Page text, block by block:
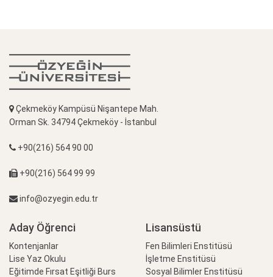
Çekmeköy Kampüsü Nişantepe Mah.
Orman Sk. 34794 Çekmeköy - İstanbul
+90(216) 564 90 00
+90(216) 564 99 99
info@ozyegin.edu.tr
Aday Öğrenci
Kontenjanlar
Lise Yaz Okulu
Eğitimde Fırsat Eşitliği Burs
Lisansüstü
Fen Bilimleri Enstitüsü
İşletme Enstitüsü
Sosyal Bilimler Enstitüsü